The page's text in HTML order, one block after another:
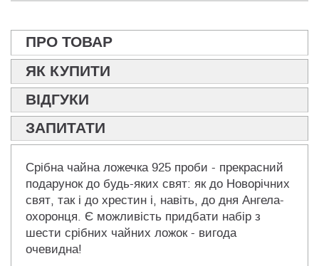
ПРО ТОВАР
ЯК КУПИТИ
ВІДГУКИ
ЗАПИТАТИ
Срібна чайна ложечка 925 проби - прекрасний
подарунок до будь-яких свят: як до Новорічних
свят, так і до хрестин і, навіть, до дня Ангела-
охоронця. Є можливість придбати набір з
шести срібних чайних ложок - вигода
очевидна!